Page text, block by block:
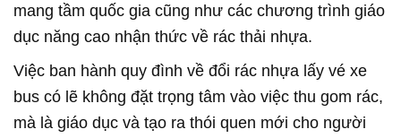
mang tầm quốc gia cũng như các chương trình giáo
dục năng cao nhận thức về rác thải nhựa.
Việc ban hành quy đình về đổi rác nhựa lấy vé xe
bus có lẽ không đặt trọng tâm vào việc thu gom rác,
mà là giáo dục và tạo ra thói quen mới cho người